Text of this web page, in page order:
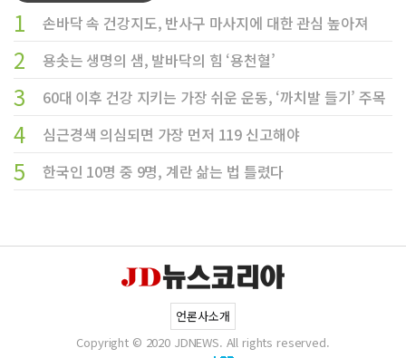
1 손바닥 속 건강지도, 반사구 마사지에 대한 관심 높아져
2 용솟는 생명의 샘, 발바닥의 힘 ‘용천혈’
3 60대 이후 건강 지키는 가장 쉬운 운동, ‘까치발 들기’ 주목
4 심근경색 의심되면 가장 먼저 119 신고해야
5 한국인 10명 중 9명, 계란 삶는 법 틀렸다
언론사소개
Copyright © 2020 JDNEWS. All rights reserved.